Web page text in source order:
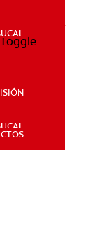
SALUD BUCAL
Toggle
Y